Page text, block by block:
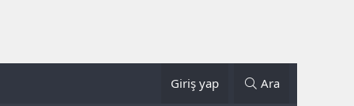
Giriş yap Ara